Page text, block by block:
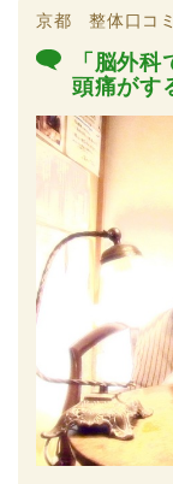
京都 整体口コ
「脳外
頭痛がす